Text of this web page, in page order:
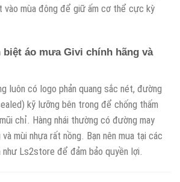
vào mùa đông để giữ ấm cơ thể cực kỳ
biệt áo mưa Givi chính hãng và
luôn có logo phản quang sắc nét, đường
kỹ lưỡng bên trong để chống thấm
chỉ. Hàng nhái thường có đường may
mùi nhựa rất nồng. Bạn nên mua tại các
Ls2store để đảm bảo quyền lợi.